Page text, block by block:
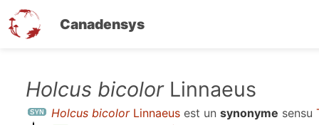
Canadensys
contenu
Holcus bicolorLinnaeus
Holcus bicolorLinnaeus est un synonyme sensu